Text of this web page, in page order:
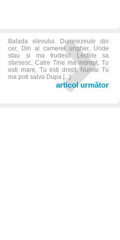
Balada elevului. Dumnezeule din
cer, Din al camerei ungher, Unde
stau si ma trudesc Lectiile sa
sfarsesc, Catre Tine ma indrept, Tu
esti mare, Tu esti drept, Numai Tu
ma poti salva Dupa [...]
articol următor